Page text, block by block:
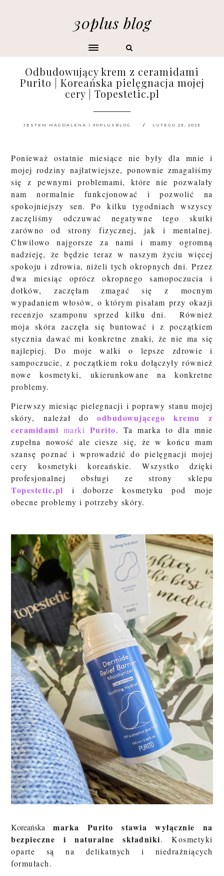
30plus blog
Odbudowujący krem z ceramidami
Purito | Koreańska pielęgnacja mojej
cery | Topestetic.pl
JESTEM MAGDALENA | 30PLUSBLOG LUTEGO 23, 2023
Ponieważ ostatnie miesiące nie były dla mnie i
mojej rodziny najłatwiejsze, ponownie zmagaliśmy
się z pewnymi problemami, które nie pozwalały
nam normalnie funkcjonować i pozwolić na
spokojniejszy sen. Po kilku tygodniach wszyscy
zaczęliśmy odczuwać negatywne tego skutki
zarówno od strony fizycznej, jak i mentalnej.
Chwilowo najgorsze za nami i mamy ogromną
nadzieję, że będzie teraz w naszym życiu więcej
spokoju i zdrowia, niżeli tych okropnych dni. Przez
dwa miesiąc oprócz okropnego samopoczucia i
dołków, zaczęłam zmagać się z mocnym
wypadaniem włosów, o którym pisałam przy okazji
recenzjo szamponu sprzed kilku dni. Również
moja skóra zaczęła się buntować i z początkiem
stycznia dawać mi konkretne znaki, że nie ma się
najlepiej. Do moje walki o lepsze zdrowie i
sampoczucie, z początkiem roku dołączyły również
nowe kosmetyki, ukierunkowane na konkretne
problemy.
Pierwszy miesiąc pielegnacji i poprawy stanu mojej
skóry, należał doodbudowującego kremu z
ceramidami marki Purito. Ta marka to dla mnie
zupełna nowość ale ciesze się, że w końcu mam
szansę poznać i wprowadzić do pielęgnacji mojej
cery kosmetyki koreańskie. Wszystko dzięki
profesjonalnej obsługi ze strony sklepu
Topestetic.pl i doborze kosmetyku pod moje
obecne problemy i potrzeby skóry.
Koreańska
marka Purito stawia wyłącznie na
bezpieczne i naturalne składniki. Kosmetyki
oparte są na delikatnych i niedrażniących
formułach.